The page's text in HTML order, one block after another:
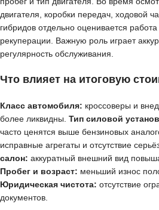
двигателя, коробки передач, ходовой
гибридов отдельно оценивается
рекуперации. Важную роль играет
регулярность обслуживания.
Что влияет на итоговую
Класс автомобиля: кроссоверы и
более ликвидны. Тип силовой
часто ценятся выше бензиновых
исправные агрегаты и отсутствие
салон: аккуратный внешний вид
Пробег и возраст: меньший износ
Юридическая чистота: отсутствие
документов.